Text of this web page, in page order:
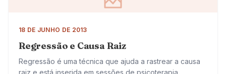
18 DE JUNHO DE 2013
Regressão e Causa Raiz
Regressão é uma técnica que ajuda a rastrear a causa
raiz e está inserida em sessões de psicoterapia.